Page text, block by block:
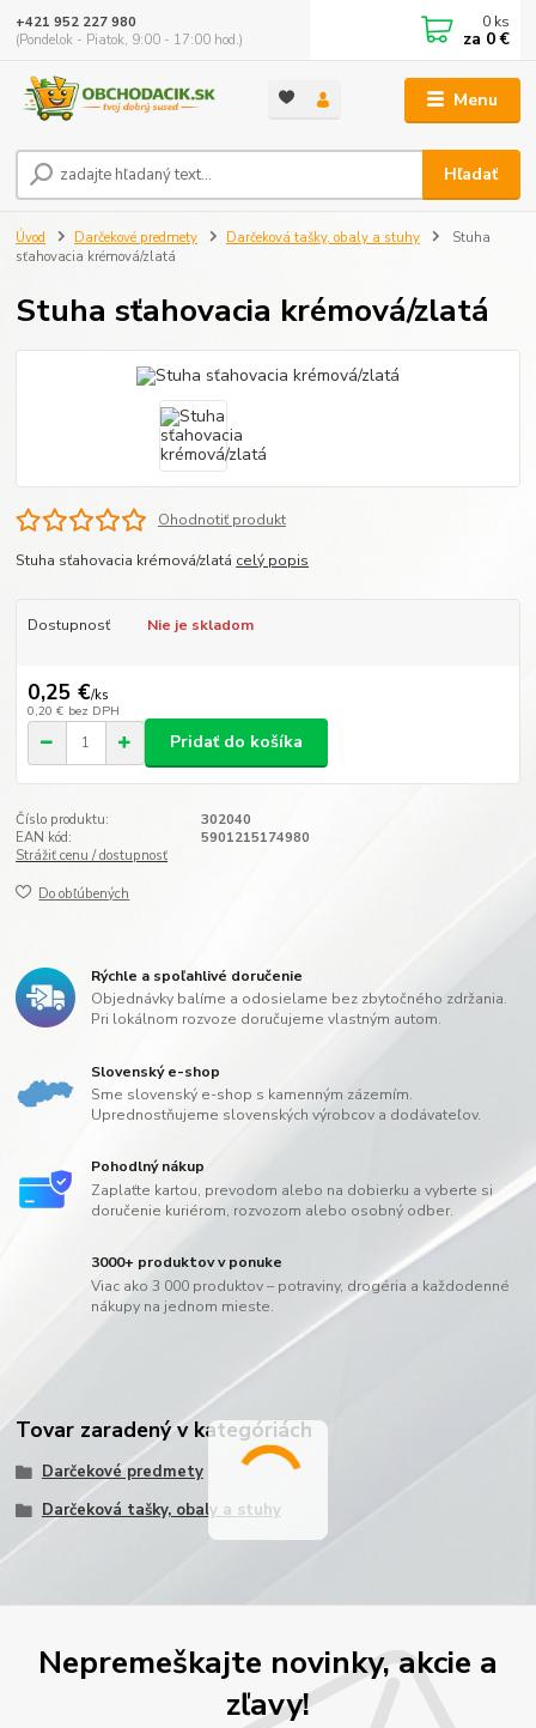
Menu
Hľadať
+421 952 227 980
(Pondelok - Piatok, 9:00 - 17:00 hod.)
0 ks
za 0 €
Úvod Darčekové predmety Darčeková tašky, obaly a stuhy
Stuha
sťahovacia krémová/zlatá
Stuha sťahovacia krémová/zlatá
Ohodnotiť produkt
Stuha sťahovacia krémová/zlatá celý popis
Dostupnosť Nie je skladom
0,25 €/ks
0,20 € bez DPH
Pridať do košíka
Číslo produktu:
302040
EAN kód:
5901215174980
Strážiť cenu / dostupnosť
Do obľúbených
Rýchle a spoľahlivé doručenie
Objednávky balíme a odosielame bez zbytočného zdržania.
Pri lokálnom rozvoze doručujeme vlastným autom.
Slovenský e-shop
Sme slovenský e-shop s kamenným zázemím.
Uprednostňujeme slovenských výrobcov a dodávateľov.
Pohodlný nákup
Zaplaťte kartou, prevodom alebo na dobierku a vyberte si
doručenie kuriérom, rozvozom alebo osobný odber.
3000+ produktov v ponuke
Viac ako 3 000 produktov – potraviny, drogéria a každodenné
nákupy na jednom mieste.
Tovar zaradený v kategóriách
Darčekové predmety
Darčeková tašky, obaly a stuhy
Nepremeškajte novinky, akcie a
zľavy!